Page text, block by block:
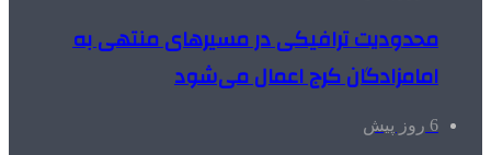
محدودیت ترافیکی در مسیرهای منتهی به
امامزادگان کرج اعمال می‌شود
6 روز پیش